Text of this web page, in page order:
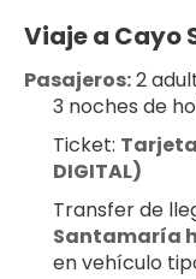
Viaje a Cayo
Pasajeros: 2
3 noches de
Ticket:
DIGITAL)
Transfer de
Santamaría
en vehículo